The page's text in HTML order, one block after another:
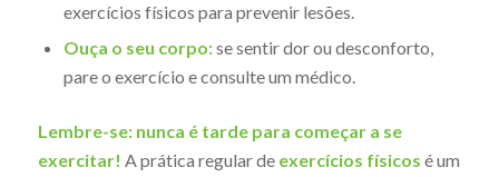
exercícios físicos para prevenir lesões.
Ouça o seu corpo:se sentir dor ou desconforto,
pare o exercício e consulte um médico.
Lembre-se: nunca é tarde para começar a se
exercitar! A prática regular de exercícios físicos é um